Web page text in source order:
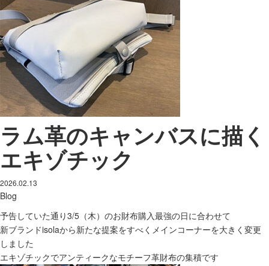
ラム革のキャンバスに描く
エキゾチック
2026.02.13
Blog
予告していた通り3/5（木）のお財布購入最強の日に合わせて
新ブランドisolaから新たな提案をすべくメインコーナーを大きく変更
しました
エキゾチックでアンティークなモチーフ革財布の集積です